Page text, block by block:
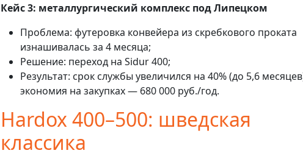
Кейс 3: металлургический комплекс под Липецком
Проблема: футеровка конвейера из скребкового проката
изнашивалась за 4 месяца;
Решение: переход на Sidur 400;
Результат: срок службы увеличился на 40% (до 5,6
экономия на закупках — 680 000 руб./год.
Hardox 400–500: шведская
классика